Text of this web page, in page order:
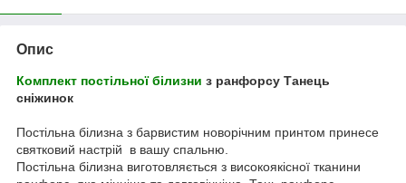
Опис
Комплект постільної білизни з ранфорсу Танець
сніжинок
Постільна білизна з барвистим новорічним принтом принесе
святковий настрій в вашу спальню.
Постільна білизна виготовляється з високоякісної тканини